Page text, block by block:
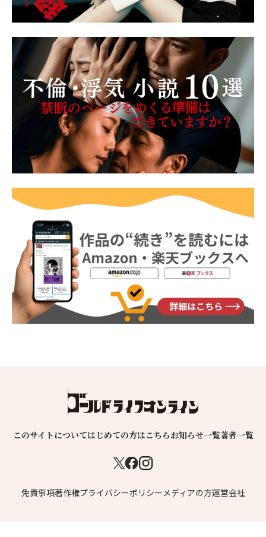
このサイトについてはじめての方はこちらお知らせ一覧著者一覧
免責事項著作権プライバシーポリシーメディアの方運営会社